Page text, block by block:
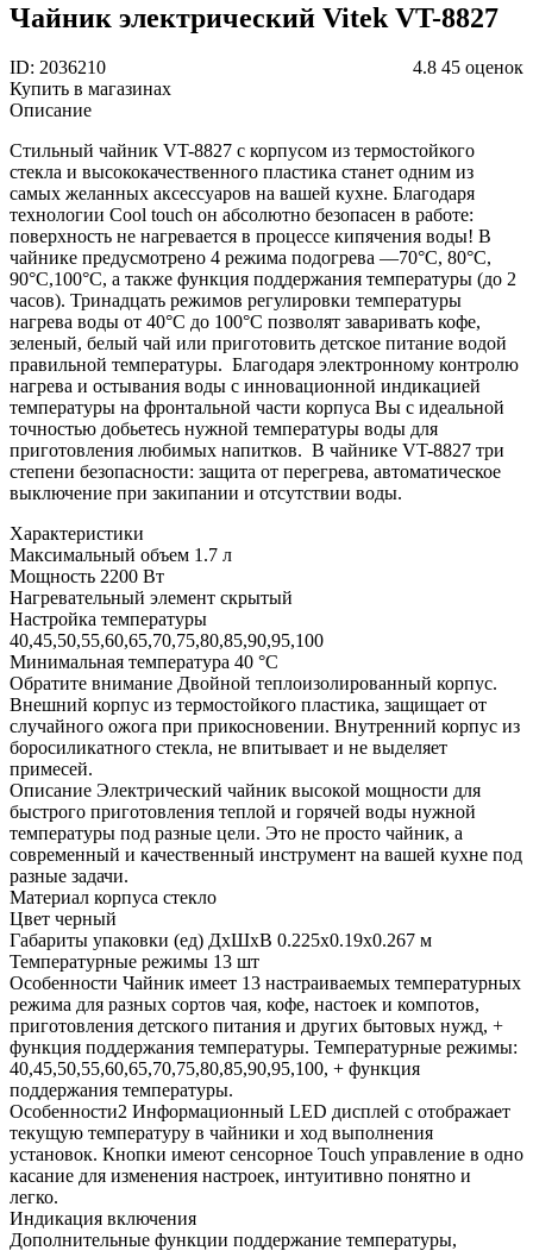
Чайник электрический Vitek VT-8827
ID: 2036210 4.8 45 оценок
Купить в магазинах
Описание
Стильный чайник VT-8827 с корпусом из термостойкого
стекла и высококачественного пластика станет одним из
самых желанных аксессуаров на вашей кухне. Благодаря
технологии Cool touch он абсолютно безопасен в работе:
поверхность не нагревается в процессе кипячения воды! В
чайнике предусмотрено 4 режима подогрева —70°С, 80°С,
90°С,100°С, а также функция поддержания температуры (до 2
часов). Тринадцать режимов регулировки температуры
нагрева воды от 40°С до 100°С позволят заваривать кофе,
зеленый, белый чай или приготовить детское питание водой
правильной температуры. Благодаря электронному контролю
нагрева и остывания воды с инновационной индикацией
температуры на фронтальной части корпуса Вы с идеальной
точностью добьетесь нужной температуры воды для
приготовления любимых напитков. В чайнике VT-8827 три
степени безопасности: защита от перегрева, автоматическое
выключение при закипании и отсутствии воды.
Характеристики
Максимальный объем 1.7 л
Мощность 2200 Вт
Нагревательный элемент скрытый
Настройка температуры
40,45,50,55,60,65,70,75,80,85,90,95,100
Минимальная температура 40 °С
Обратите внимание Двойной теплоизолированный корпус.
Внешний корпус из термостойкого пластика, защищает от
случайного ожога при прикосновении. Внутренний корпус из
боросиликатного стекла, не впитывает и не выделяет
примесей.
Описание Электрический чайник высокой мощности для
быстрого приготовления теплой и горячей воды нужной
температуры под разные цели. Это не просто чайник, а
современный и качественный инструмент на вашей кухне под
разные задачи.
Материал корпуса стекло
Цвет черный
Габариты упаковки (ед) ДхШхВ 0.225x0.19x0.267 м
Температурные режимы 13 шт
Особенности Чайник имеет 13 настраиваемых температурных
режима для разных сортов чая, кофе, настоек и компотов,
приготовления детского питания и других бытовых нужд, +
функция поддержания температуры. Температурные режимы:
40,45,50,55,60,65,70,75,80,85,90,95,100, + функция
поддержания температуры.
Особенности2 Информационный LED дисплей с отображает
текущую температуру в чайники и ход выполнения
установок. Кнопки имеют сенсорное Touch управление в одно
касание для изменения настроек, интуитивно понятно и
легко.
Индикация включения
Дополнительные функции поддержание температуры,